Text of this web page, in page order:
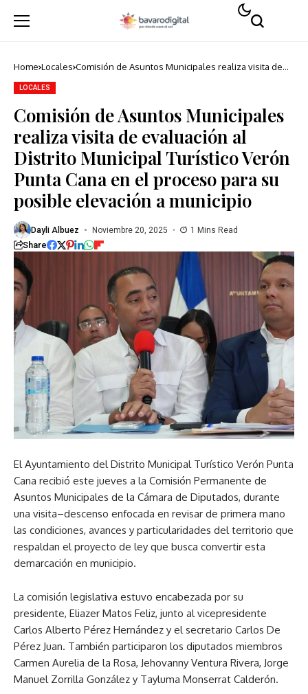
Home Locales Comisión de Asuntos Municipales realiza visita de
LOCALES
Comisión de Asuntos Municipales
realiza visita de evaluación al
Distrito Municipal Turístico Verón
Punta Cana en el proceso para su
posible elevación a municipio
Dayli Albuez Noviembre 20, 2025 1 Mins Read
Share
El Ayuntamiento del Distrito Municipal Turístico Verón Punta
Cana recibió este jueves a la Comisión Permanente de
Asuntos Municipales de la Cámara de Diputados, durante
una visita–descenso enfocada en revisar de primera mano
las condiciones, avances y particularidades del territorio que
respaldan el proyecto de ley que busca convertir esta
demarcación en municipio.
La comisión legislativa estuvo encabezada por su
presidente, Eliazer Matos Feliz, junto al vicepresidente
Carlos Alberto Pérez Hernández y el secretario Carlos De
Pérez Juan. También participaron los diputados miembros
Carmen Aurelia de la Rosa, Jehovanny Ventura Rivera, Jorge
Manuel Zorrilla González y Tayluma Monserrat Calderón.